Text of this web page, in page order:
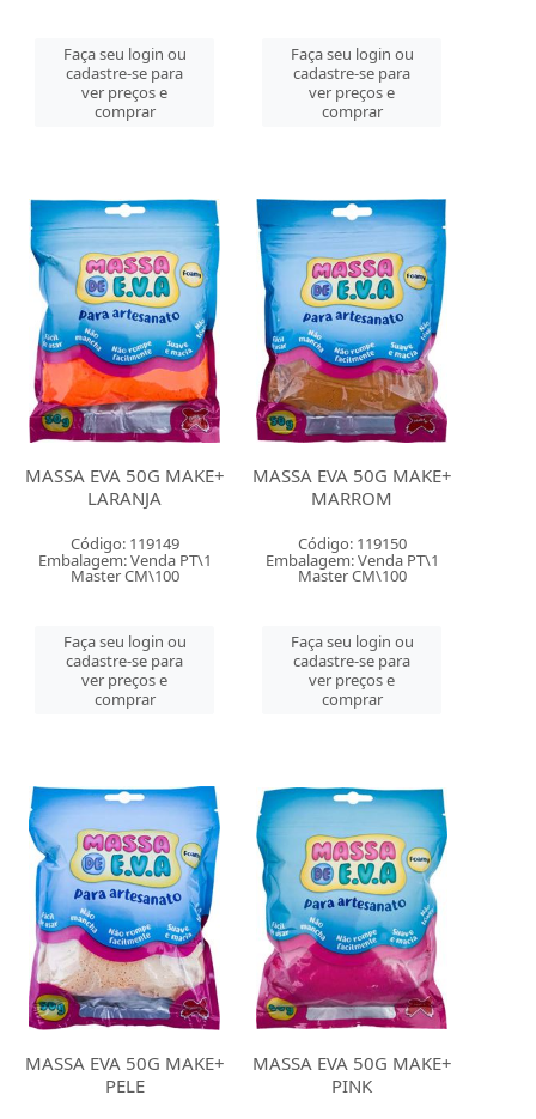
Faça seu login ou
cadastre-se para
ver preços e
comprar
Faça seu login ou
cadastre-se para
ver preços e
comprar
MASSA EVA 50G MAKE+
LARANJA
Código: 119149
Embalagem: Venda PT\1
Master CM\100
Faça seu login ou
cadastre-se para
ver preços e
comprar
MASSA EVA 50G MAKE+
MARROM
Código: 119150
Embalagem: Venda PT\1
Master CM\100
Faça seu login ou
cadastre-se para
ver preços e
comprar
MASSA EVA 50G MAKE+
PELE
MASSA EVA 50G MAKE+
PINK